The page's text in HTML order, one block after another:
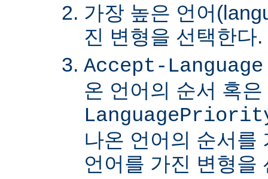
가장 높은 언어
진 변형을 선택한다.
Accept-Language
온 언어의 순서 혹은
나온 언어의 순서를
언어를 가진 변형을